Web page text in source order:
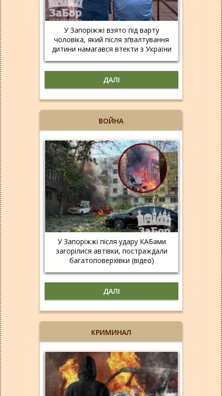
У Запоріжжі взято під варту
чоловіка, який після зґвалтування
дитини намагався втекти з України
ДАЛІ
ВОЙНА
У Запоріжжі після удару КАБами
загорілися автівки, постраждали
багатоповерхівки (відео)
ДАЛІ
КРИМИНАЛ